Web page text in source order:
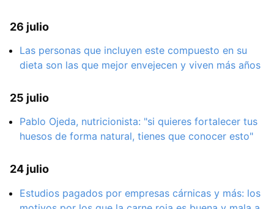
26 julio
Las personas que incluyen este compuesto en su
dieta son las que mejor envejecen y viven más años
25 julio
Pablo Ojeda, nutricionista: "si quieres fortalecer tus
huesos de forma natural, tienes que conocer esto"
24 julio
Estudios pagados por empresas cárnicas y más: los